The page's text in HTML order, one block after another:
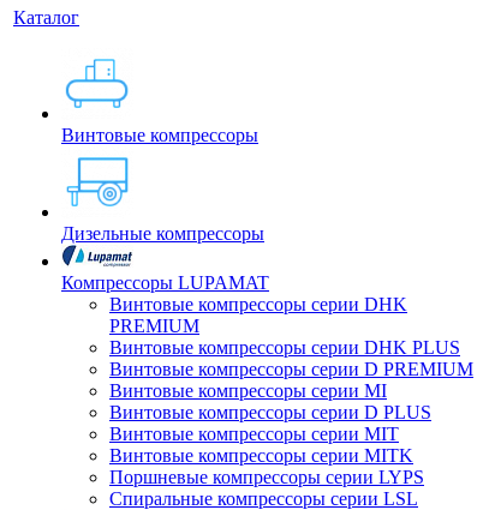
Каталог
Винтовые компрессоры
Дизельные компрессоры
Компрессоры LUPAMAT
Винтовые компрессоры серии DHK
PREMIUM
Винтовые компрессоры серии DHK PLUS
Винтовые компрессоры серии D PREMIUM
Винтовые компрессоры серии MI
Винтовые компрессоры серии D PLUS
Винтовые компрессоры серии MIT
Винтовые компрессоры серии MITK
Поршневые компрессоры серии LYPS
Спиральные компрессоры серии LSL